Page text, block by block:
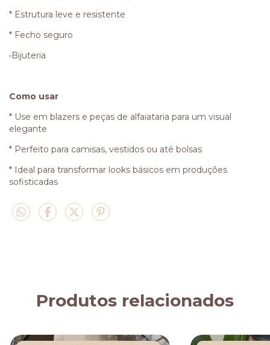
* Estrutura leve e resistente
* Fecho seguro
•Bijuteria
Como usar
* Use em blazers e peças de alfaiataria para um visual
elegante
* Perfeito para camisas, vestidos ou até bolsas
* Ideal para transformar looks básicos em produções
sofisticadas
Produtos relacionados